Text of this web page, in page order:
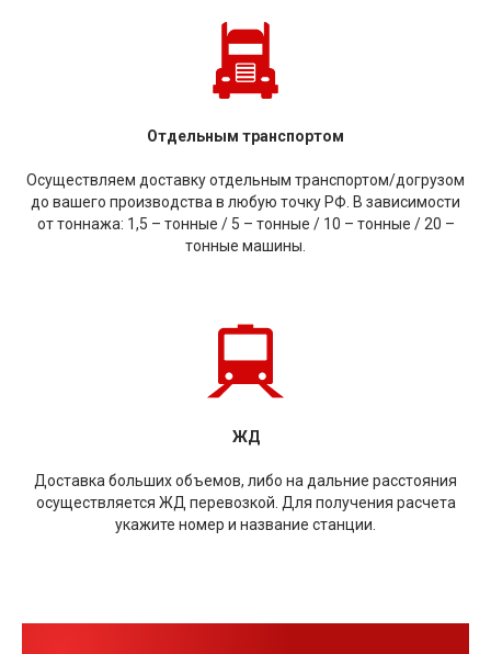
Отдельным транспортом
Осуществляем доставку отдельным транспортом/догрузом
до вашего производства в любую точку РФ. В зависимости
от тоннажа: 1,5 – тонные / 5 – тонные / 10 – тонные / 20 –
тонные машины.
ЖД
Доставка больших объемов, либо на дальние расстояния
осуществляется ЖД перевозкой. Для получения расчета
укажите номер и название станции.